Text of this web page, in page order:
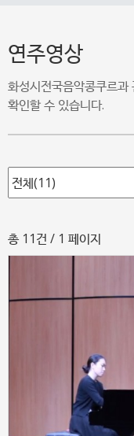
연주영상
화성시전국음악콩쿠르
확인할 수 있습니다.
총 11건 / 1 페이지